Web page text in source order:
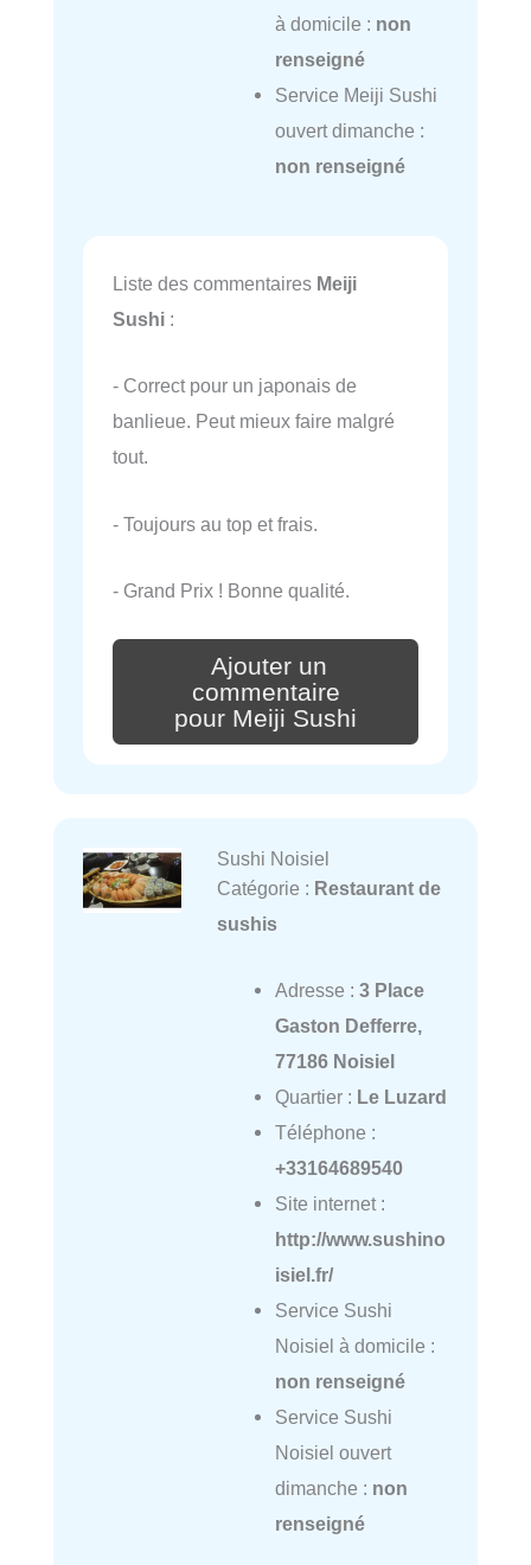
à domicile : non
renseigné
Service Meiji Sushi
ouvert dimanche :
non renseigné
Liste des commentaires Meiji
Sushi :
- Correct pour un japonais de
banlieue. Peut mieux faire malgré
tout.
- Toujours au top et frais.
- Grand Prix ! Bonne qualité.
Ajouter un
commentaire
pour Meiji Sushi
Sushi Noisiel
Catégorie : Restaurant de
sushis
Adresse : 3 Place
Gaston Defferre,
77186 Noisiel
Quartier : Le Luzard
Téléphone :
+33164689540
Site internet :
http://www.sushino
isiel.fr/
Service Sushi
Noisiel à domicile :
non renseigné
Service Sushi
Noisiel ouvert
dimanche : non
renseigné